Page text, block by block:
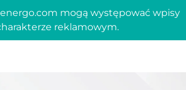
mogą występować wpisy
reklamowym.